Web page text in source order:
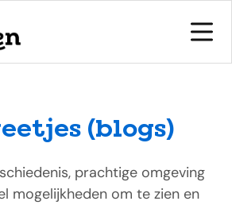
(blogs)
prachtige omgeving
mogelijkheden om te zien en